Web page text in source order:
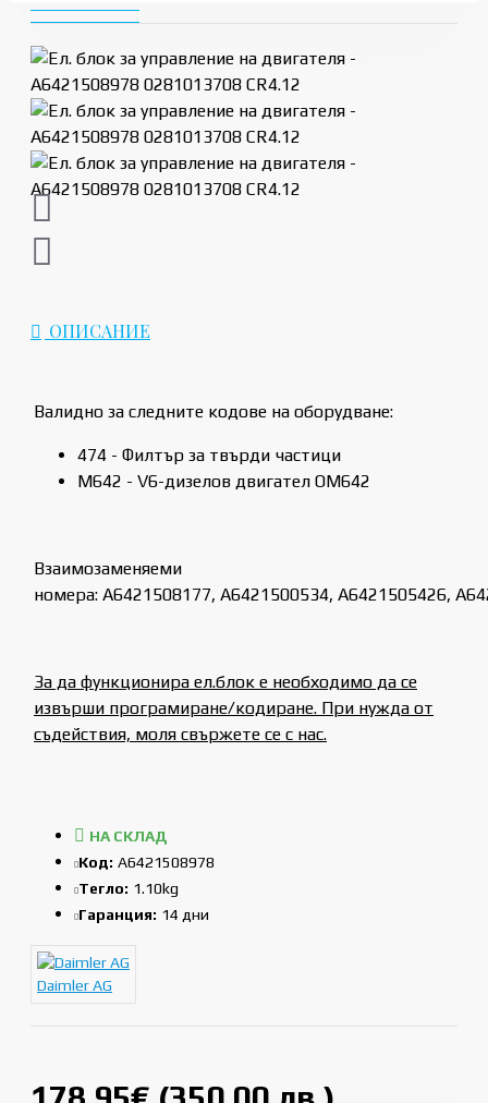
ОПИСАНИЕ
Валидно за следните кодове на оборудване:
474 - Филтър за твърди частици
M642 - V6-дизелов двигател OM642
Взаимозаменяеми
номера: A6421508177, A6421500534, A6421505426,
За да функционира ел.блок е необходимо да се
извърши програмиране/кодиране. При нужда от
съдействия, моля свържете се с нас.
НА СКЛАД
Код: A6421508978
Тегло: 1.10kg
Гаранция: 14 дни
Daimler AG